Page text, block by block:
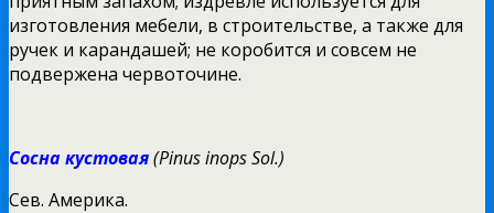
изготовления мебели, в строительстве, а также для
ручек и карандашей; не коробится и совсем не
подвержена червоточине.
Сосна кустовая(Pinus inops Sol.)
Сев. Америка.